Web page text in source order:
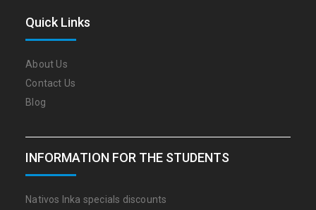
Quick Links
About Us
Contact Us
Blog
INFORMATION FOR THE STUDENTS
Nativos Inka specials discounts